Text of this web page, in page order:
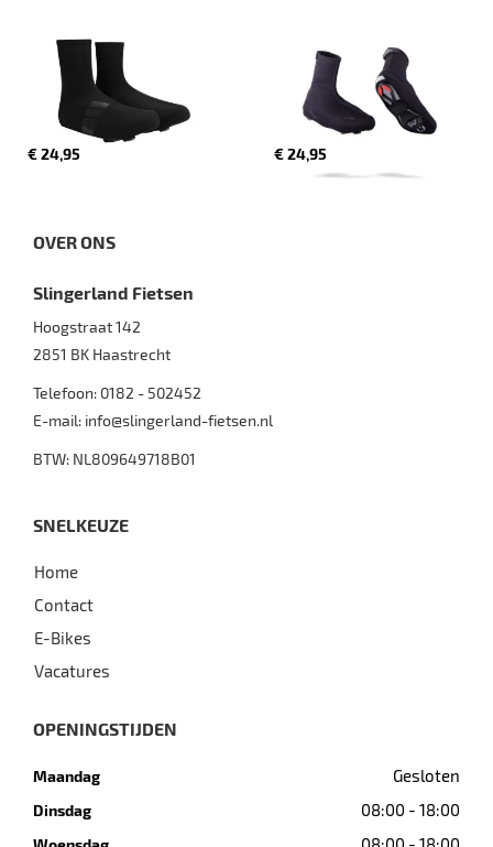
€ 24,95 € 24,95
OVER ONS
Slingerland Fietsen
Hoogstraat 142
2851 BK Haastrecht
Telefoon: 0182 - 502452
E-mail: info@slingerland-fietsen.nl
BTW: NL809649718B01
SNELKEUZE
Home
Contact
E-Bikes
Vacatures
OPENINGSTIJDEN
Maandag Gesloten
Dinsdag 08:00 - 18:00